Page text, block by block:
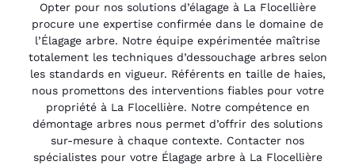
Opter pour nos solutions d’élagage à La Flocellière
procure une expertise confirmée dans le domaine de
l’Élagage arbre. Notre équipe expérimentée maîtrise
totalement les techniques d’dessouchage arbres selon
les standards en vigueur. Référents en taille de haies,
nous promettons des interventions fiables pour votre
propriété à La Flocellière. Notre compétence en
démontage arbres nous permet d’offrir des solutions
sur-mesure à chaque contexte. Contacter nos
spécialistes pour votre Élagage arbre à La Flocellière